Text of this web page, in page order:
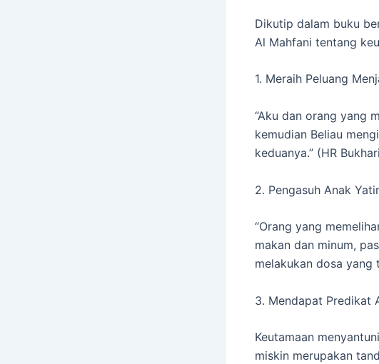
Dikutip dalam buku
Al Mahfani tentang
1. Meraih Peluang
“Aku dan orang yang
kemudian Beliau
keduanya.” (HR
2. Pengasuh Anak
“Orang yang
makan dan minum,
melakukan dosa yang
3. Mendapat Predikat
Keutamaan
miskin merupakan